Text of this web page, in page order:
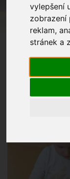
vylepšení
zobrazení
reklam,
stránek a